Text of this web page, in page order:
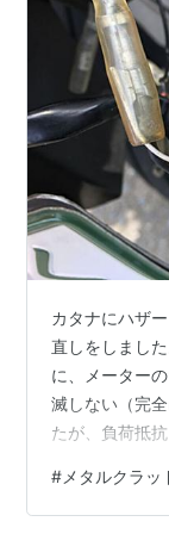
カタナにハザ
直しをしまし
に、メーター
滅しない（完
たが、負荷抵
と電流は0.8A
ランプが5W／
# メタルクラッ